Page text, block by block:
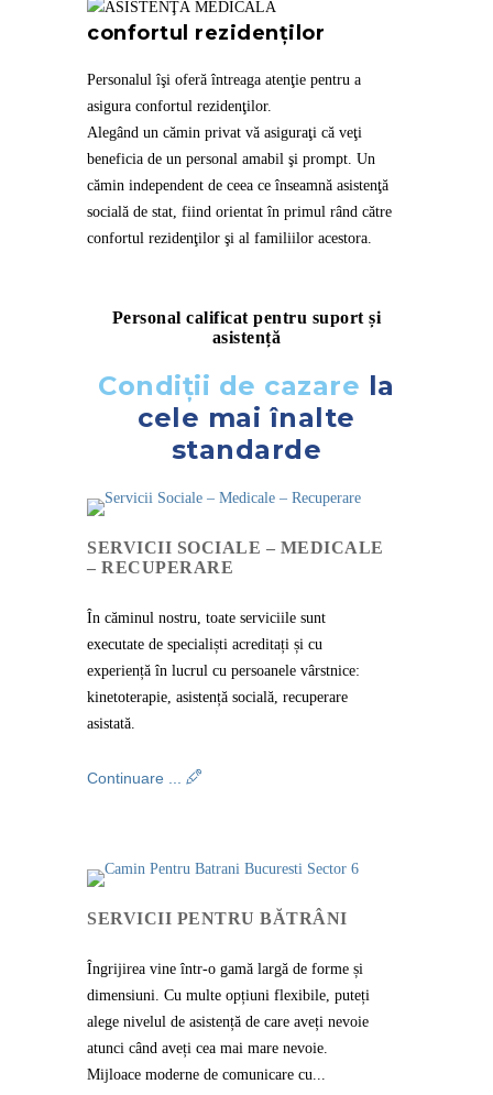
confortul rezidenţilor
Personalul îşi oferă întreaga atenţie pentru a
asigura confortul rezidenţilor.
Alegând un cămin privat vă asiguraţi că veţi
beneficia de un personal amabil şi prompt. Un
cămin independent de ceea ce înseamnă asistenţă
socială de stat, fiind orientat în primul rând către
confortul rezidenţilor şi al familiilor acestora.
Personal calificat pentru suport și
asistență
Condiții de cazare la
cele mai înalte
standarde
SERVICII SOCIALE – MEDICALE
– RECUPERARE
În căminul nostru, toate serviciile sunt
executate de specialiști acreditați și cu
experiență în lucrul cu persoanele vârstnice:
kinetoterapie, asistență socială, recuperare
asistată.
Continuare ...
SERVICII PENTRU BĂTRÂNI
Îngrijirea vine într-o gamă largă de forme și
dimensiuni. Cu multe opțiuni flexibile, puteți
alege nivelul de asistență de care aveți nevoie
atunci când aveți cea mai mare nevoie.
Mijloace moderne de comunicare cu...